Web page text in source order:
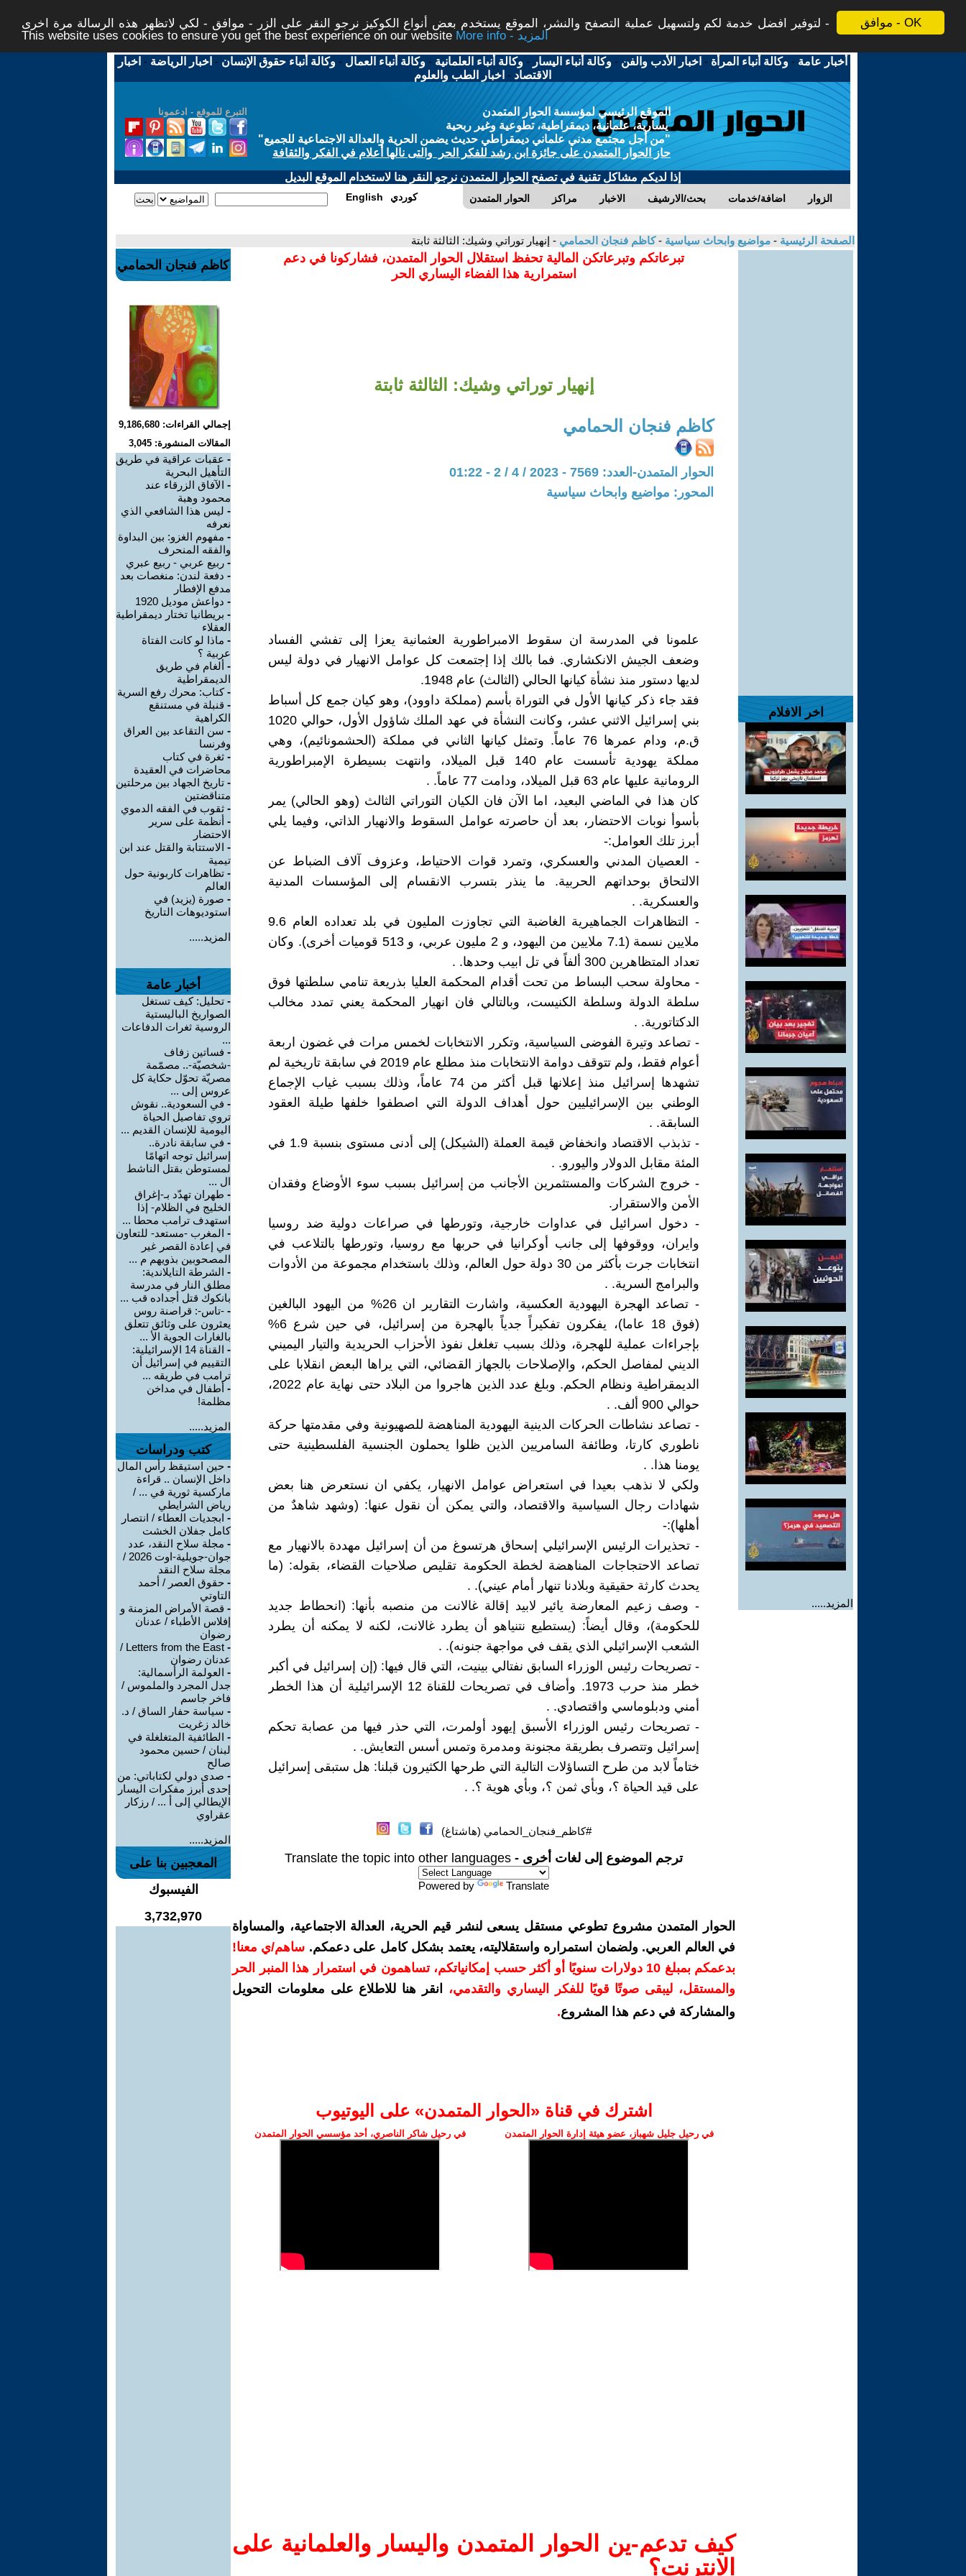
موافق - OK
لتوفير افضل خدمة لكم ولتسهيل عملية التصفح والنشر، الموقع يستخدم بعض أنواع الكوكيز نرجو النقر على الزر - موافق - لكي لاتظهر هذه الرسالة مرة اخرى -
This website uses cookies to ensure you get the best experience on our website
More info - المزيد
أخبار عامة -وكالة أنباء المرأة - اخبار الأدب والفن -وكالة أنباء اليسار -وكالة أنباء العلمانية -وكالة أنباء العمال -وكالة أنباء حقوق الإنسان - اخبار الرياضة - اخبار
الاقتصاد - اخبار الطب والعلوم
التبرع للموقع - ادعمونا
الموقع الرئيسي لمؤسسة الحوار المتمدن
يسارية، علمانية، ديمقراطية، تطوعية وغير ربحية
"من أجل مجتمع مدني علماني ديمقراطي حديث يضمن الحرية والعدالة الاجتماعية للجميع"
حاز الحوار المتمدن على جائزة ابن رشد للفكر الحر والتى نالها أعلام في الفكر والثقافة
إذا لديكم مشاكل تقنية في تصفح الحوار المتمدن نرجو النقر هنا لاستخدام الموقع البديل
الحوار المتمدن مراكز الاخبار بحث/الارشيف اضافة/خدمات الزوار English كوردي
الصفحة الرئيسية - مواضيع وابحاث سياسية -كاظم فنجان الحمامي - إنهيار توراتي وشيك: الثالثة ثابتة
اخر الافلام
المزيد.....
تبرعاتكم وتبرعاتكن المالية تحفظ استقلال الحوار المتمدن، فشاركونا في دعم
استمرارية هذا الفضاء اليساري الحر
إنهيار توراتي وشيك: الثالثة ثابتة
كاظم فنجان الحمامي
الحوار المتمدن-العدد: 7569 - 2023 / 4 / 2 - 01:22
المحور: مواضيع وابحاث سياسية
علمونا في المدرسة ان سقوط الامبراطورية العثمانية يعزا إلى تفشي الفساد
وضعف الجيش الانكشاري. فما بالك إذا إجتمعت كل عوامل الانهيار في دولة ليس
لديها دستور منذ نشأة كيانها الحالي (الثالث) عام 1948.
فقد جاء ذكر كيانها الأول في التوراة بأسم (مملكة داوود)، وهو كيان جمع كل أسباط
بني إسرائيل الاثني عشر، وكانت النشأة في عهد الملك شاؤول الأول، حوالي 1020
ق.م، ودام عمرها 76 عاماً. وتمثل كيانها الثاني في مملكة (الحشمونائيم)، وهي
مملكة يهودية تأسست عام 140 قبل الميلاد، وانتهت بسيطرة الإمبراطورية
الرومانية عليها عام 63 قبل الميلاد، ودامت 77 عاماً. .
كان هذا في الماضي البعيد، اما الآن فان الكيان التوراتي الثالث (وهو الحالي) يمر
بأسوأ نوبات الاحتضار، بعد أن حاصرته عوامل السقوط والانهيار الذاتي، وفيما يلي
أبرز تلك العوامل:-
- العصيان المدني والعسكري، وتمرد قوات الاحتياط، وعزوف آلاف الضباط عن
الالتحاق بوحداتهم الحربية. ما ينذر بتسرب الانقسام إلى المؤسسات المدنية
والعسكرية. .
- التظاهرات الجماهيرية الغاضبة التي تجاوزت المليون في بلد تعداده العام 9.6
ملايين نسمة (7.1 ملايين من اليهود، و 2 مليون عربي، و 513 قوميات أخرى). وكان
تعداد المتظاهرين 300 ألفاً في تل ابيب وحدها. .
- محاولة سحب البساط من تحت أقدام المحكمة العليا بذريعة تنامي سلطتها فوق
سلطة الدولة وسلطة الكنيست، وبالتالي فان انهيار المحكمة يعني تمدد مخالب
الدكتاتورية. .
- تصاعد وتيرة الفوضى السياسية، وتكرر الانتخابات لخمس مرات في غضون اربعة
أعوام فقط، ولم تتوقف دوامة الانتخابات منذ مطلع عام 2019 في سابقة تاريخية لم
تشهدها إسرائيل منذ إعلانها قبل أكثر من 74 عاماً، وذلك بسبب غياب الإجماع
الوطني بين الإسرائيليين حول أهداف الدولة التي اصطفوا خلفها طيلة العقود
السابقة. .
- تذبذب الاقتصاد وانخفاض قيمة العملة (الشيكل) إلى أدنى مستوى بنسبة 1.9 في
المئة مقابل الدولار واليورو. .
- خروج الشركات والمستثمرين الأجانب من إسرائيل بسبب سوء الأوضاع وفقدان
الأمن والاستقرار.
- دخول اسرائيل في عداوات خارجية، وتورطها في صراعات دولية ضد روسيا
وايران، ووقوفها إلى جانب أوكرانيا في حربها مع روسيا، وتورطها بالتلاعب في
انتخابات جرت بأكثر من 30 دولة حول العالم، وذلك باستخدام مجموعة من الأدوات
والبرامج السرية. .
- تصاعد الهجرة اليهودية العكسية، واشارت التقارير ان 26% من اليهود البالغين
(فوق 18 عاما)، يفكرون تفكيراً جدياً بالهجرة من إسرائيل، في حين شرع 6%
بإجراءات عملية للهجرة، وذلك بسبب تغلغل نفوذ الأحزاب الحريدية والتيار اليميني
الديني لمفاصل الحكم، والإصلاحات بالجهاز القضائي، التي يراها البعض انقلابا على
الديمقراطية ونظام الحكم. وبلغ عدد الذين هاجروا من البلاد حتى نهاية عام 2022،
حوالي 900 ألف. .
- تصاعد نشاطات الحركات الدينية اليهودية المناهضة للصهيونية وفي مقدمتها حركة
ناطوري كارتا، وطائفة السامريين الذين ظلوا يحملون الجنسية الفلسطينية حتى
يومنا هذا. .
ولكي لا نذهب بعيدا في استعراض عوامل الانهيار، يكفي ان نستعرض هنا بعض
شهادات رجال السياسية والاقتصاد، والتي يمكن أن نقول عنها: (وشهد شاهدٌ من
أهلها):-
- تحذيرات الرئيس الإسرائيلي إسحاق هرتسوغ من أن إسرائيل مهددة بالانهيار مع
تصاعد الاحتجاجات المناهضة لخطة الحكومة تقليص صلاحيات القضاء، بقوله: (ما
يحدث كارثة حقيقية وبلادنا تنهار أمام عيني). .
- وصف زعيم المعارضة يائير لابيد إقالة غالانت من منصبه بأنها: (انحطاط جديد
للحكومة)، وقال أيضاً: (يستطيع نتنياهو أن يطرد غالانت، لكنه لا يمكنه أن يطرد
الشعب الإسرائيلي الذي يقف في مواجهة جنونه). .
- تصريحات رئيس الوزراء السابق نفتالي بينيت، التي قال فيها: (إن إسرائيل في أكبر
خطر منذ حرب 1973. وأضاف في تصريحات للقناة 12 الإسرائيلية أن هذا الخطر
أمني ودبلوماسي واقتصادي. .
- تصريحات رئيس الوزراء الأسبق إيهود أولمرت، التي حذر فيها من عصابة تحكم
إسرائيل وتتصرف بطريقة مجنونة ومدمرة وتمس أسس التعايش. .
ختاماً لابد من طرح التساؤلات التالية التي طرحها الكثيرون قبلنا: هل ستبقى إسرائيل
على قيد الحياة ؟، وبأي ثمن ؟، وبأي هوية ؟. .
#كاظم_فنجان_الحمامي (هاشتاغ)
ترجم الموضوع إلى لغات أخرى - Translate the topic into other languages
Powered by Translate
الحوار المتمدن مشروع تطوعي مستقل يسعى لنشر قيم الحرية، العدالة الاجتماعية، والمساواة
في العالم العربي. ولضمان استمراره واستقلاليته، يعتمد بشكل كامل على دعمكم. ساهم/ي معنا!
بدعمكم بمبلغ 10 دولارات سنويًا أو أكثر حسب إمكانياتكم، تساهمون في استمرار هذا المنبر الحر
والمستقل، ليبقى صوتًا قويًا للفكر اليساري والتقدمي،
انقر هنا للاطلاع على معلومات التحويل
والمشاركة في دعم هذا المشروع.
اشترك في قناة ‫«الحوار المتمدن» على اليوتيوب
في رحيل جليل شهباز، عضو هيئة إدارة الحوار المتمدن في رحيل شاكر الناصري، أحد مؤسسي الحوار المتمدن
كيف تدعم-ين الحوار المتمدن واليسار والعلمانية على
الانترنت؟
كاظم فنجان الحمامي
إجمالي القراءات: 9,186,680
المقالات المنشورة: 3,045
- عقبات عراقية في طريق
التأهيل البحرية
- الآفاق الزرقاء عند
محمود وهبة
- ليس هذا الشافعي الذي
نعرفه
- مفهوم الغزو: بين البداوة
والفقه المنحرف
- ربيع عربي - ربيع عبري
- دفعة لندن: منغصات بعد
مدفع الإفطار
- دواعش موديل 1920
- بريطانيا تختار ديمقراطية
العقلاء
- ماذا لو كانت الفتاة
عربية ؟
- ألغام في طريق
الديمقراطية
-كتاب: محرك رفع السرية
- قنبلة في مستنقع
الكراهية
- سن التقاعد بين العراق
وفرنسا
- ثغرة في كتاب
محاضرات في العقيدة
- تاريخ الجهاد بين مرحلتين
متناقضتين
- ثقوب في الفقه الدموي
- أنظمة على سرير
الاحتضار
- الاستتابة والقتل عند ابن
تيمية
- تظاهرات كاربونية حول
العالم
- صورة (يزيد) في
استوديوهات التاريخ
المزيد.....
أخبار عامة
- تحليل: كيف تستغل
الصواريخ الباليستية
الروسية ثغرات الدفاعات
...
- فساتين زفاف
-شخصيّة-.. مصمّمة
مصريّة تحوّل حكاية كل
عروس إلى ...
- في السعودية.. نقوش
تروي تفاصيل الحياة
اليومية للإنسان القديم ...
- في سابقة نادرة..
إسرائيل توجه اتهامًا
لمستوطن بقتل الناشط
ال ...
- طهران تهدّد بـ-إغراق
الخليج في الظلام- إذا
استهدف ترامب محطا ...
- المغرب -مستعد- للتعاون
في إعادة القصر غير
المصحوبين بذويهم م ...
- الشرطة التايلاندية:
مطلق النار في مدرسة
بانكوك قتل أجداده قب ...
- -تاس-: قراصنة روس
يعثرون على وثائق تتعلق
بالغارات الجوية الأ ...
-
القناة 14 الإسرائيلية:
التقييم في إسرائيل أن
ترامب في طريقه ...
- أطفال في مداخن
مظلمة!
المزيد.....
كتب ودراسات
- حين استيقظ رأس المال
داخل الإنسان .. قراءة
ماركسية ثورية في ... /
رياض الشرايطي
- ابجديات العطاء / انتصار
كامل جفلان الخشت
- مجلة سلاح النقد، عدد
جوان-جويلية-اوت 2026 /
مجلة سلاح النقد
- حقوق العصر / أحمد
التاوتي
- قصة الأمراض المزمنة و
إفلاس الأطباء / عدنان
رضوان
-
Letters from the East /
عدنان رضوان
- العولمة الرأسمالية:
جدل المجرد والملموس /
فاخر جاسم
- سياسة حفار الساق / د.
خالد زغريت
- الطائفية المتغلغلة في
لبنان / حسين محمود
صالح
- صدى دولي لكتاباتي: من
إحدى أبرز مفكرات اليسار
الإيطالي إلى أ ... / رزكار
عقراوي
المزيد.....
المعجبين بنا على
الفيسبوك
3,732,970